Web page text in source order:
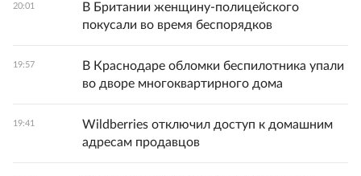
20:01
В Британии женщину-полицейского
покусали во время беспорядков
19:57
В Краснодаре обломки беспилотника упали
во дворе многоквартирного дома
19:41
Wildberries отключил доступ к домашним
адресам продавцов